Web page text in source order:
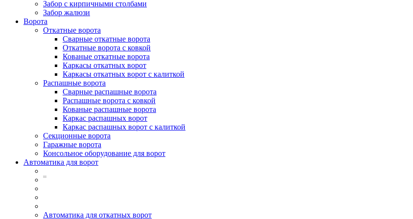
Забор с кирпичными столбами
Забор жалюзи
Ворота
Откатные ворота
Сварные откатные ворота
Откатные ворота с ковкой
Кованые откатные ворота
Каркасы откатных ворот
Каркасы откатных ворот с калиткой
Распашные ворота
Сварные распашные ворота
Распашные ворота с ковкой
Кованые распашные ворота
Каркас распашных ворот
Каркас распашных ворот с калиткой
Секционные ворота
Гаражные ворота
Консольное оборудование для ворот
Автоматика для ворот
Автоматика для откатных ворот